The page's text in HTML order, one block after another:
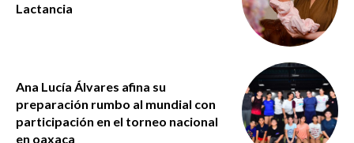
Lactancia
Ana Lucía Álvares afina su
preparación rumbo al mundial con
participación en el torneo nacional
en oaxaca